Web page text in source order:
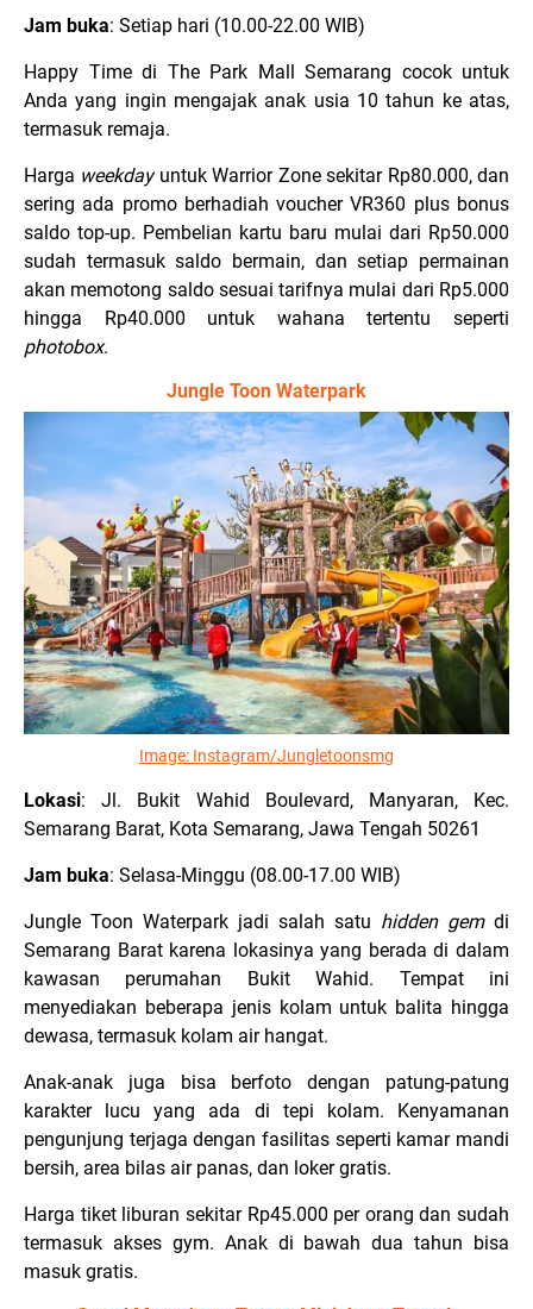
Jam buka: Setiap hari (10.00-22.00 WIB)
Happy Time di The Park Mall Semarang cocok untuk
Anda yang ingin mengajak anak usia 10 tahun ke atas,
termasuk remaja.
Harga weekdayuntuk Warrior Zone sekitar Rp80.000, dan
sering ada promo berhadiah voucher VR360 plus bonus
saldo top-up. Pembelian kartu baru mulai dari Rp50.000
sudah termasuk saldo bermain, dan setiap permainan
akan memotong saldo sesuai tarifnya mulai dari Rp5.000
hingga Rp40.000 untuk wahana tertentu seperti
photobox.
Jungle Toon Waterpark
Image: Instagram/Jungletoonsmg
Lokasi: Jl. Bukit Wahid Boulevard, Manyaran, Kec.
Semarang Barat, Kota Semarang, Jawa Tengah 50261
Jam buka: Selasa-Minggu (08.00-17.00 WIB)
Jungle Toon Waterpark jadi salah satu hidden gemdi
Semarang Barat karena lokasinya yang berada di dalam
kawasan perumahan Bukit Wahid. Tempat ini
menyediakan beberapa jenis kolam untuk balita hingga
dewasa, termasuk kolam air hangat.
Anak-anak juga bisa berfoto dengan patung-patung
karakter lucu yang ada di tepi kolam. Kenyamanan
pengunjung terjaga dengan fasilitas seperti kamar mandi
bersih, area bilas air panas, dan loker gratis.
Harga tiket liburan sekitar Rp45.000 per orang dan sudah
termasuk akses gym. Anak di bawah dua tahun bisa
masuk gratis.